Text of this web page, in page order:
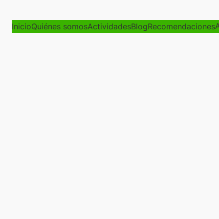
InicioQuiénes somosActividadesBlogRecomendaciones